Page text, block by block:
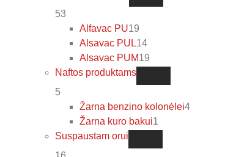
53
Alfavac PU19
Alsavac PUL14
Alsavac PUM19
Naftos produktams
5
Žarna benzino kolonėlei4
Žarna kuro bakui1
Suspaustam orui